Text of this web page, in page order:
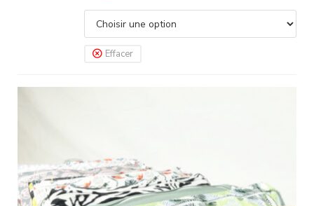
Effacer